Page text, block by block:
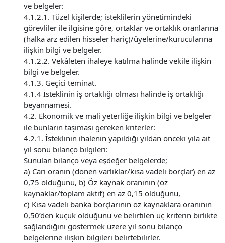
ve belgeler:
4.1.2.1. Tüzel kişilerde; isteklilerin yönetimindeki
görevliler ile ilgisine göre, ortaklar ve ortaklık oranlarına
(halka arz edilen hisseler hariç)/üyelerine/kurucularına
ilişkin bilgi ve belgeler.
4.1.2.2. Vekâleten ihaleye katılma halinde vekile ilişkin
bilgi ve belgeler.
4.1.3. Geçici teminat.
4.1.4 İsteklinin iş ortaklığı olması halinde iş ortaklığı
beyannamesi.
4.2. Ekonomik ve mali yeterliğe ilişkin bilgi ve belgeler
ile bunların taşıması gereken kriterler:
4.2.1. İsteklinin ihalenin yapıldığı yıldan önceki yıla ait
yıl sonu bilanço bilgileri:
Sunulan bilanço veya eşdeğer belgelerde;
a) Cari oranın (dönen varlıklar/kısa vadeli borçlar) en az
0,75 olduğunu, b) Öz kaynak oranının (öz
kaynaklar/toplam aktif) en az 0,15 olduğunu,
c) Kısa vadeli banka borçlarının öz kaynaklara oranının
0,50’den küçük olduğunu ve belirtilen üç kriterin birlikte
sağlandığını göstermek üzere yıl sonu bilanço
belgelerine ilişkin bilgileri belirtebilirler.